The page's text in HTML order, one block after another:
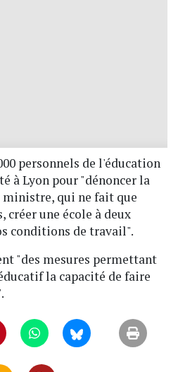
personnels de l'éducation
à Lyon pour "dénoncer la
qui ne fait que
une école à deux
conditions de travail".
"des mesures permettant
la capacité de faire